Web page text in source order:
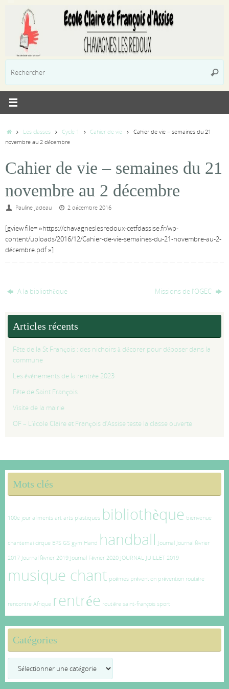
contenu
:
AccueilLes classes Cycle 1 Cahier de vie
Cahier de vie – semaines du 21
novembre au 2 décembre
Cahier de vie – semaines du 21
novembre au 2 décembre
Pauline Jadeau 2 décembre 2016
[gview file= »https://chavagneslesredoux-cetfdassise.fr/wp-
content/uploads/2016/12/Cahier-de-vie-semaines-du-21-novembre-au-2-
décembre.pdf »]
A la bibliothèque Missions de l’OGEC
Articles récents
Fête de la St François : des nichoirs à décorer pour déposer dans la
commune
Les événements de la rentrée 2023
Fête de Saint François
Visite de la mairie
OF – L’école Claire et François d’Assise teste la classe ouverte
Mots clés
100e jour aliments art arts plastiques bibliothèque bienvenue
chantemai cirque EPS GS gym Hand handball Journal Journal février
2017 Journal février 2019 Journal Février 2020 JOURNAL JUILLET 2019
musique chant poèmes prévention prévention routière
rencontre Afrique rentrée routière saint-françois sport
Catégories